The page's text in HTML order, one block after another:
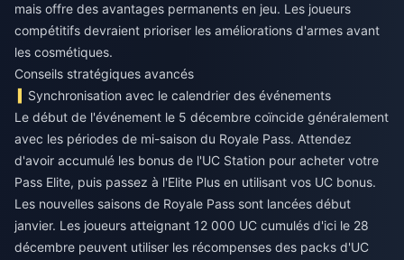
mais offre des avantages permanents en jeu. Les joueurs
compétitifs devraient prioriser les améliorations d'armes avant
les cosmétiques.
Conseils stratégiques avancés
Synchronisation avec le calendrier des événements
Le début de l'événement le 5 décembre coïncide généralement
avec les périodes de mi-saison du Royale Pass. Attendez
d'avoir accumulé les bonus de l'UC Station pour acheter votre
Pass Elite, puis passez à l'Elite Plus en utilisant vos UC bonus.
Les nouvelles saisons de Royale Pass sont lancées début
janvier. Les joueurs atteignant 12 000 UC cumulés d'ici le 28
décembre peuvent utiliser les récompenses des packs d'UC